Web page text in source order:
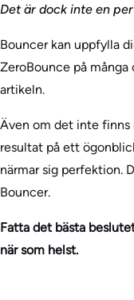
Det är dock inte en
Bouncer kan uppfylla
ZeroBounce på många
artikeln.
Även om det inte finns
resultat på ett
närmar sig perfektion.
Bouncer.
Fatta det bästa
när som helst.